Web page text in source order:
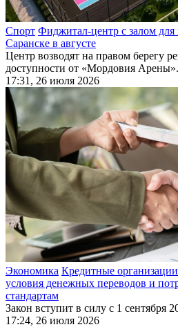
Спорт Фиджитал-центр с залом для
Саранске в августе
Центр возводят на правом берегу
доступности от «Мордовия Арены».
17:31, 26 июля 2026
Экономика Кредитные
условия денежных переводов и
стандартам
Закон вступит в силу с 1 сентября
17:24, 26 июля 2026